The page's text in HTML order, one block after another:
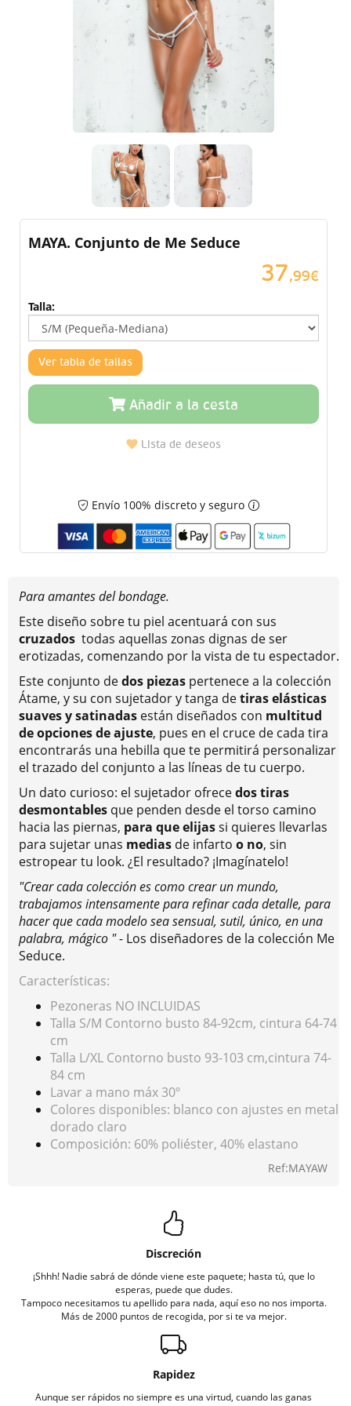
MAYA. Conjunto de Me Seduce
37,99€
Talla:
Ver tabla de tallas
Añadir a la cesta
Lista de deseos
Envío 100% discreto y seguro
Para amantes del bondage.
Este diseño sobre tu piel acentuará con sus
cruzados todas aquellas zonas dignas de ser
erotizadas, comenzando por la vista de tu espectador.
Este conjunto dedos piezas pertenece a la colección
Átame, y su con sujetador y tanga detiras elásticas
suaves y satinadas están diseñados con multitud
de opciones de ajuste, pues en el cruce de cada tira
encontrarás una hebilla que te permitirá personalizar
el trazado del conjunto a las líneas de tu cuerpo.
Un dato curioso: el sujetador ofrecedos tiras
desmontables que penden desde el torso camino
hacia las piernas, para que elijassi quieres llevarlas
para sujetar unas medias de infarto o no, sin
estropear tu look. ¿El resultado? ¡Imagínatelo!
"Crear cada colección es como crear un mundo,
trabajamos intensamente para refinar cada detalle, para
hacer que cada modelo sea sensual, sutil, único, en una
palabra, mágico " - Los diseñadores de la colección Me
Seduce.
Características:
Pezoneras NO INCLUIDAS
Talla S/M Contorno busto 84-92cm, cintura 64-74
cm
Talla L/XL Contorno busto 93-103 cm,cintura 74-
84 cm
Lavar a mano máx 30º
Colores disponibles: blanco con ajustes en metal
dorado claro
Composición: 60% poliéster, 40% elastano
Ref:MAYAW
Discreción
¡Shhh! Nadie sabrá de dónde viene este paquete; hasta tú, que lo
esperas, puede que dudes.
Tampoco necesitamos tu apellido para nada, aquí eso no nos importa.
Más de 2000 puntos de recogida, por si te va mejor.
Rapidez
Aunque ser rápidos no siempre es una virtud, cuando las ganas